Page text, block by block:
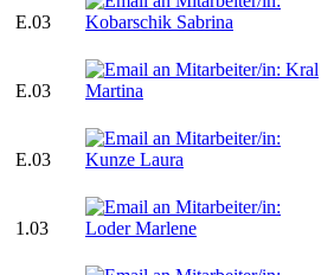
E.03
E.03
E.03
1.03